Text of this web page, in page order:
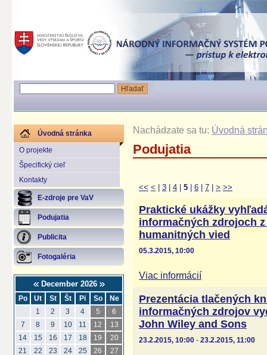
Úvodná stránka
O projekte
Špecifický cieľ
Kontakty
E-zdroje pre VaV
Podujatia
Publicita
Fotogaléria
December 2026
Po Ut St Št Pi So
Ne
1
2 3 4 5
6
7
8 9 10 11 12
13
14
15 16 17 18 19
20
21
22 23 24 25 26
27
Nachádzate sa tu: Úvodná
Podujatia
<< < 3 4 5 6 7 > >>
Praktické ukážky
informačných zdrojoch
humanitných vied
05.3.2015, 10:00
Viac informácií
Prezentácia tlačených
informačných zdrojov
John Wiley and Sons
23.2.2015, 10:00 - 23.2.2015, 11:00